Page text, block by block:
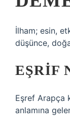
İlham; esin,
düşünce,
EŞRIF
Eşref Arapça
anlamına